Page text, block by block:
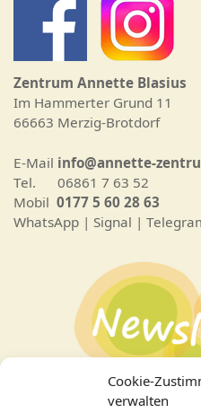
Cookie-
verwalten
Zentrum Annette Blasius
Im Hammerter Grund 11
66663 Merzig-Brotdorf
E-Mail info@annette-
Tel. 06861 7 63 52
Mobil 0177 5 60 28 63
WhatsApp | Signal |